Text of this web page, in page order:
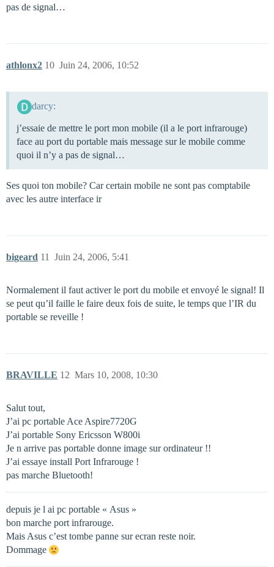
pas de signal…
athlonx2 Juin 24, 2006, 10:52
10
darcy:
j’essaie de mettre le port mon mobile (il a le port infrarouge)
face au port du portable mais message sur le mobile comme
quoi il n’y a pas de signal…
Ses quoi ton mobile? Car certain mobile ne sont pas comptabile
avec les autre interface ir
bigeard Juin 24, 2006, 5:41
11
Normalement il faut activer le port du mobile et envoyé le signal! Il
se peut qu’il faille le faire deux fois de suite, le temps que l’IR du
portable se reveille !
BRAVILLE Mars 10, 2008, 10:30
12
Salut tout,
J’ai pc portable Ace Aspire7720G
J’ai portable Sony Ericsson W800i
Je n arrive pas portable donne image sur ordinateur !!
J’ai essaye install Port Infrarouge !
pas marche Bluetooth!
depuis je l ai pc portable « Asus »
bon marche port infrarouge.
Mais Asus c’est tombe panne sur ecran reste noir.
Dommage